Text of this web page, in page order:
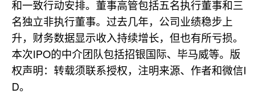
和一致行动安排。董事高管包括五名执行董事和三
名独立非执行董事。过去几年，公司业绩稳步上
升，财务数据显示收入持续增长，但也有所亏损。
本次IPO的中介团队包括招银国际、毕马威等。版
权声明：转载须联系授权，注明来源、作者和微信I
D。